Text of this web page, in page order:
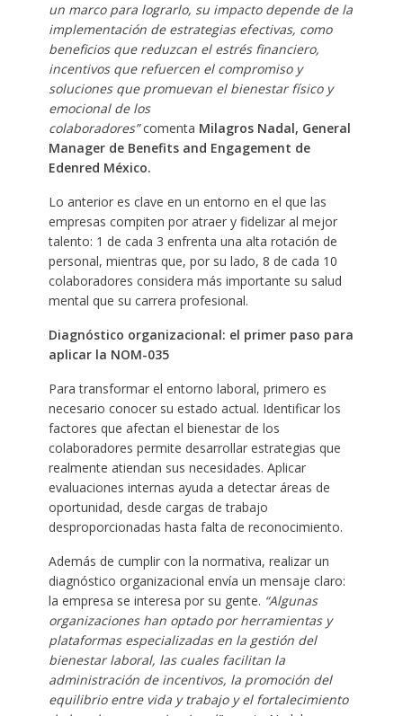
un marco para lograrlo, su impacto depende de la
implementación de estrategias efectivas, como
beneficios que reduzcan el estrés financiero,
incentivos que refuercen el compromiso y
soluciones que promuevan el bienestar físico y
emocional de los
colaboradores”comenta Milagros Nadal, General
Manager de Benefits and Engagement de
Edenred México.
Lo anterior es clave en un entorno en el que las
empresas compiten por atraer y fidelizar al mejor
talento: 1 de cada 3 enfrenta una alta rotación de
personal, mientras que, por su lado, 8 de cada 10
colaboradores considera más importante su salud
mental que su carrera profesional. ​
Diagnóstico organizacional: el primer paso para
aplicar la NOM-035
Para transformar el entorno laboral, primero es
necesario conocer su estado actual. Identificar los
factores que afectan el bienestar de los
colaboradores permite desarrollar estrategias que
realmente atiendan sus necesidades. Aplicar
evaluaciones internas ayuda a detectar áreas de
oportunidad, desde cargas de trabajo
desproporcionadas hasta falta de reconocimiento.
Además de cumplir con la normativa, realizar un
diagnóstico organizacional envía un mensaje claro:
la empresa se interesa por su gente. “Algunas
organizaciones han optado por herramientas y
plataformas especializadas en la gestión del
bienestar laboral, las cuales facilitan la
administración de incentivos, la promoción del
equilibrio entre vida y trabajo y el fortalecimiento